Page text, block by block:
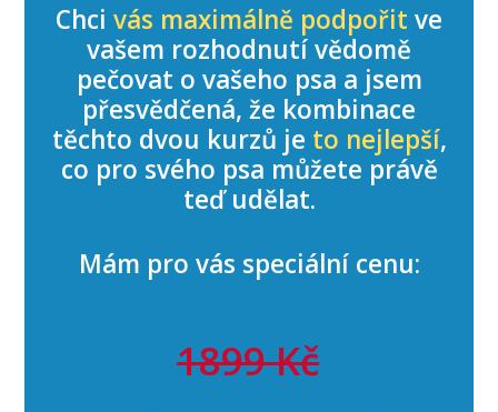
Chci vás maximálně podpořit ve
vašem rozhodnutí vědomě
pečovat o vašeho psa a jsem
přesvědčená, že kombinace
těchto dvou kurzů je to nejlepší,
co pro svého psa můžete právě
teď udělat.
Mám pro vás speciální cenu:
1899 Kč